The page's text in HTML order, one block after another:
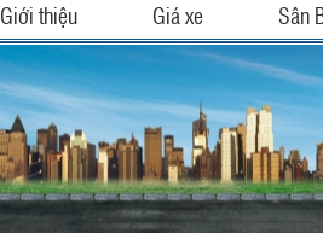
Giới thiệu Giá xe Sân